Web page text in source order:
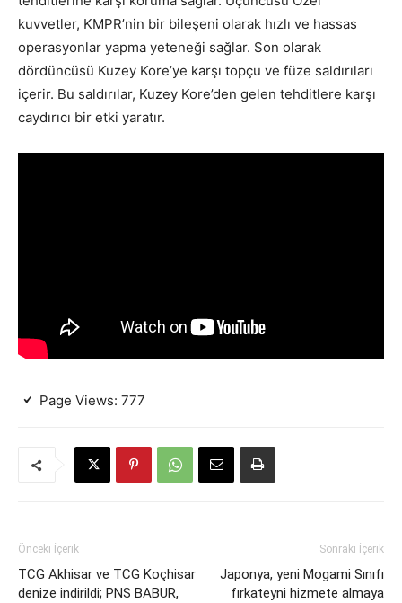
kuvvetler, KMPR’nin bir bileşeni olarak hızlı ve hassas
operasyonlar yapma yeteneği sağlar. Son olarak
dördüncüsü Kuzey Kore’ye karşı topçu ve füze saldırıları
içerir. Bu saldırılar, Kuzey Kore’den gelen tehditlere karşı
caydırıcı bir etki yaratır.
Page Views: 777
Önceki İçerik
TCG Akhisar ve TCG Koçhisar
denize indirildi; PNS BABUR,
Sonraki İçerik
Japonya, yeni Mogami Sınıfı
fırkateyni hizmete almaya